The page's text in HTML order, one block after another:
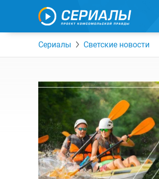
Сериалы Светские новости